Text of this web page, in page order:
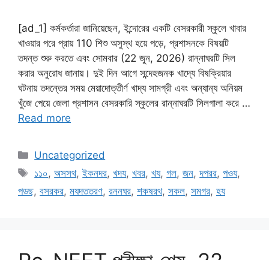
[ad_1] কর্মকর্তারা জানিয়েছেন, ইন্দোরের একটি বেসরকারী স্কুলে খাবার
খাওয়ার পরে প্রায় 110 শিশু অসুস্থ হয়ে পড়ে, প্রশাসনকে বিষয়টি
তদন্ত শুরু করতে এবং সোমবার (22 জুন, 2026) রান্নাঘরটি সিল
করার অনুরোধ জানায়। দুই দিন আগে সন্দেহজনক খাদ্যে বিষক্রিয়ার
ঘটনায় তদন্তের সময় মেয়াদোত্তীর্ণ খাদ্য সামগ্রী এবং অন্যান্য অনিয়ম
খুঁজে পেয়ে জেলা প্রশাসন বেসরকারি স্কুলের রান্নাঘরটি সিলগালা করে …
Read more
Categories
Uncategorized
Tags
১১০ ,অসসথ,ইকনদর,খদয,খবর,খয,গল,জন,দপরর,পওয,
পডছ, বসরকর, মযদততরণ, রননঘর, শকষরথ, সকল, সমগর, হয